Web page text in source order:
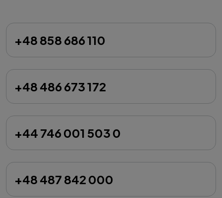
+48 858 686 110
+48 486 673 172
+44 746 001 503 0
+48 487 842 000